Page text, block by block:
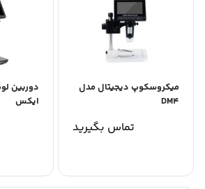
میکروسکوپ دیجیتال مدل
DM4
تماس بگیرید
ایکس